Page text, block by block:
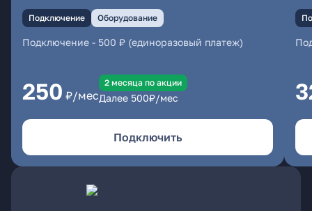
Подключение Оборудование
Подключение - 500 ₽ (единоразовый платеж)
250 ₽/мес
2 месяцa по акции
Далее 500₽/мес
Подключить